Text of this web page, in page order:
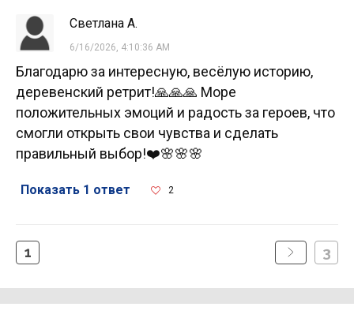
Светлана А.
6/16/2026, 4:10:36 AM
Благодарю за интересную, весёлую историю,
деревенский ретрит!🙏🙏🙏 Море
положительных эмоций и радость за героев, что
смогли открыть свои чувства и сделать
правильный выбор!❤️🌸🌸🌸
Показать 1 ответ 2
1 3